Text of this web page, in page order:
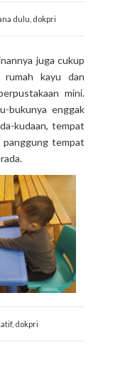
dulu, dokpri
juga cukup
kayu dan
mini.
bukunya enggak
kudaan, tempat
panggung tempat
dokpri